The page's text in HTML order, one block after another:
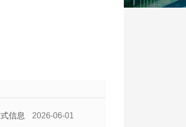
信息 2026-06-01